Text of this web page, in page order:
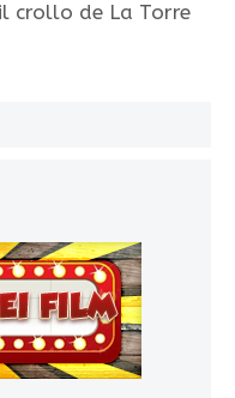
crollo de La Torre